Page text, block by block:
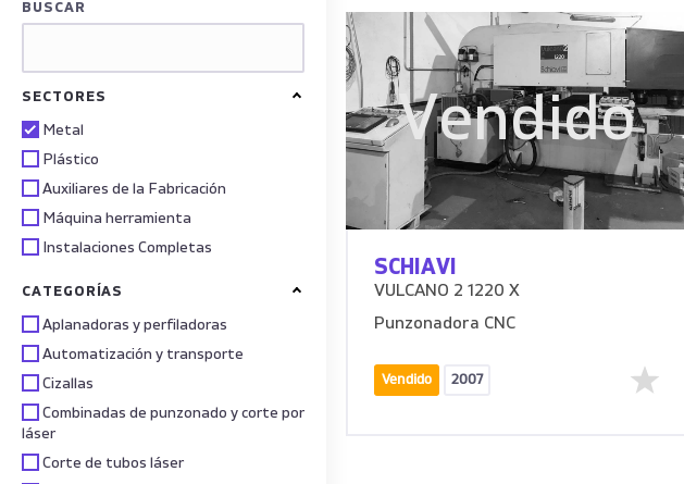
BUSCAR
SECTORES
Metal
Plástico
Auxiliares de la Fabricación
Máquina herramienta
Instalaciones Completas
CATEGORÍAS
Aplanadoras y perfiladoras
Automatización y transporte
Cizallas
Combinadas de punzonado y corte por
láser
Corte de tubos láser
Vendido
SCHIAVI
VULCANO 2 1220 X
Punzonadora CNC
Vendido 2007